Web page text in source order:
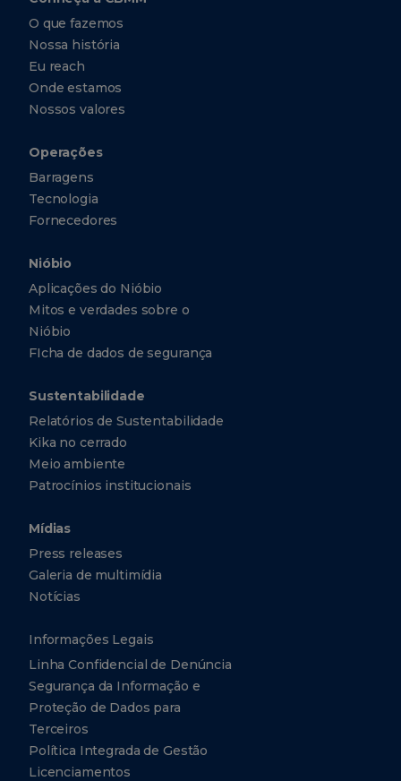
O que fazemos
Nossa história
Eu reach
Onde estamos
Nossos valores
Operações
Barragens
Tecnologia
Fornecedores
Nióbio
Aplicações do Nióbio
Mitos e verdades sobre o
Nióbio
FIcha de dados de segurança
Sustentabilidade
Relatórios de Sustentabilidade
Kika no cerrado
Meio ambiente
Patrocínios institucionais
Mídias
Press releases
Galeria de multimídia
Notícias
Informações Legais
Linha Confidencial de Denúncia
Segurança da Informação e
Proteção de Dados para
Terceiros
Política Integrada de Gestão
Licenciamentos